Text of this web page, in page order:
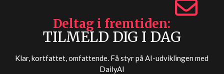
Deltag i fremtiden
TILMELD DIG I DAG
Klar, kortfattet, omfattende. Få styr på AI-udviklingen med
DailyAI